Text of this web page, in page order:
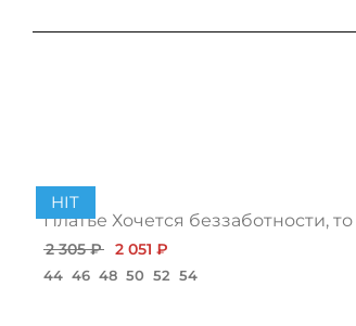
HIT
Платье Хочется беззаботности, топ
2 305 ₽ 2 051 ₽
44 46 48 50 52 54